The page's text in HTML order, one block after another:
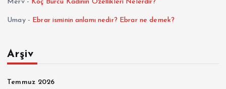
Merv- Koç Burcu Kadının Özellikleri Nelerdir?
Umay- Ebrar isminin anlamı nedir? Ebrar ne demek?
Arşiv
Temmuz 2026